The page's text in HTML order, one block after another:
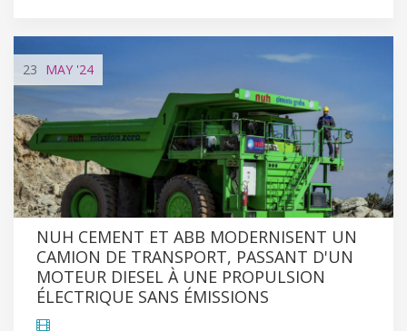
23 MAY '24
NUH CEMENT ET ABB MODERNISENT UN
CAMION DE TRANSPORT, PASSANT D'UN
MOTEUR DIESEL À UNE PROPULSION
ÉLECTRIQUE SANS ÉMISSIONS